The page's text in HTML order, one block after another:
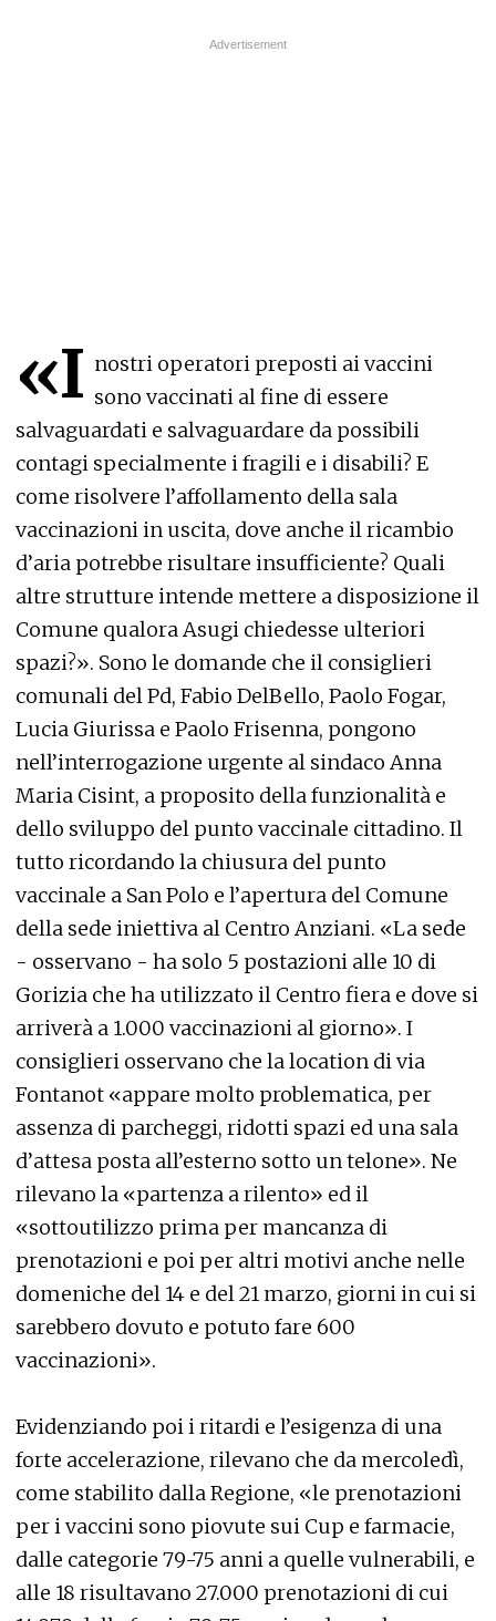
«I nostri operatori preposti ai vaccini
sono vaccinati al fine di essere
salvaguardati e salvaguardare da possibili
contagi specialmente i fragili e i disabili? E
come risolvere l’affollamento della sala
vaccinazioni in uscita, dove anche il ricambio
d’aria potrebbe risultare insufficiente? Quali
altre strutture intende mettere a disposizione il
Comune qualora Asugi chiedesse ulteriori
spazi?». Sono le domande che il consiglieri
comunali del Pd, Fabio DelBello, Paolo Fogar,
Lucia Giurissa e Paolo Frisenna, pongono
nell’interrogazione urgente al sindaco Anna
Maria Cisint, a proposito della funzionalità e
dello sviluppo del punto vaccinale cittadino. Il
tutto ricordando la chiusura del punto
vaccinale a San Polo e l’apertura del Comune
della sede iniettiva al Centro Anziani. «La sede
- osservano - ha solo 5 postazioni alle 10 di
Gorizia che ha utilizzato il Centro fiera e dove si
arriverà a 1.000 vaccinazioni al giorno». I
consiglieri osservano che la location di via
Fontanot «appare molto problematica, per
assenza di parcheggi, ridotti spazi ed una sala
d’attesa posta all’esterno sotto un telone». Ne
rilevano la «partenza a rilento» ed il
«sottoutilizzo prima per mancanza di
prenotazioni e poi per altri motivi anche nelle
domeniche del 14 e del 21 marzo, giorni in cui si
sarebbero dovuto e potuto fare 600
vaccinazioni».
Evidenziando poi i ritardi e l’esigenza di una
forte accelerazione, rilevano che da mercoledì,
come stabilito dalla Regione, «le prenotazioni
per i vaccini sono piovute sui Cup e farmacie,
dalle categorie 79-75 anni a quelle vulnerabili, e
alle 18 risultavano 27.000 prenotazioni di cui